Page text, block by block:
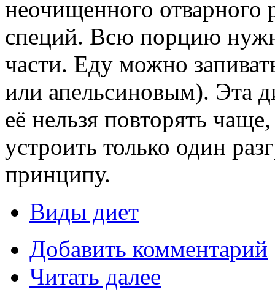
неочищенного отварного
специй. Всю порцию
части. Еду можно
или апельсиновым). Эта
её нельзя повторять
устроить только один
принципу.
Виды диет
Добавить комментарий
Читать далее